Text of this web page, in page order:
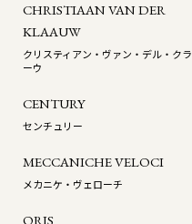
CHRISTIAAN VAN DER
KLAAUW
クリスティアン・ヴァン・デル・クラ
ーウ
CENTURY
センチュリー
MECCANICHE VELOCI
メカニケ・ヴェローチ
ORIS